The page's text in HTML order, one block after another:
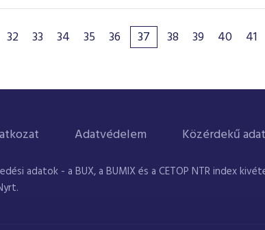
32 33 34 35 36 37 38 39 40 41
Adatvédelem Közérdekű
adatok - a BUX, a BUMIX és a CETOP NTR index